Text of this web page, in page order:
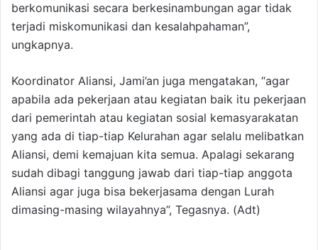
berkomunikasi secara berkesinambungan agar tidak
terjadi miskomunikasi dan kesalahpahaman”,
ungkapnya.
Koordinator Aliansi, Jami’an juga mengatakan, “agar
apabila ada pekerjaan atau kegiatan baik itu pekerjaan
dari pemerintah atau kegiatan sosial kemasyarakatan
yang ada di tiap-tiap Kelurahan agar selalu melibatkan
Aliansi, demi kemajuan kita semua. Apalagi sekarang
sudah dibagi tanggung jawab dari tiap-tiap anggota
Aliansi agar juga bisa bekerjasama dengan Lurah
dimasing-masing wilayahnya”, Tegasnya. (Adt)